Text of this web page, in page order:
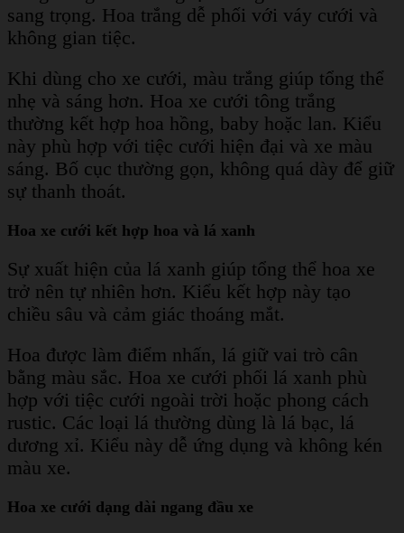
sang trọng. Hoa trắng dễ phối với váy cưới và
không gian tiệc.
Khi dùng cho xe cưới, màu trắng giúp tổng thể
nhẹ và sáng hơn. Hoa xe cưới tông trắng
thường kết hợp hoa hồng, baby hoặc lan. Kiểu
này phù hợp với tiệc cưới hiện đại và xe màu
sáng. Bố cục thường gọn, không quá dày để giữ
sự thanh thoát.
Hoa xe cưới kết hợp hoa và lá xanh
Sự xuất hiện của lá xanh giúp tổng thể hoa xe
trở nên tự nhiên hơn. Kiểu kết hợp này tạo
chiều sâu và cảm giác thoáng mắt.
Hoa được làm điểm nhấn, lá giữ vai trò cân
bằng màu sắc. Hoa xe cưới phối lá xanh phù
hợp với tiệc cưới ngoài trời hoặc phong cách
rustic. Các loại lá thường dùng là lá bạc, lá
dương xỉ. Kiểu này dễ ứng dụng và không kén
màu xe.
Hoa xe cưới dạng dài ngang đầu xe